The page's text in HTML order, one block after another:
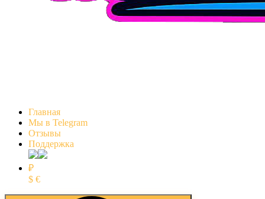
Главная
Мы в Telegram
Отзывы
Поддержка
₽
$ €